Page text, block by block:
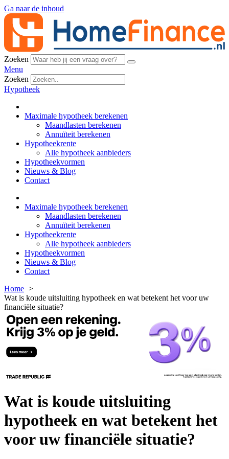
Ga naar de inhoud
Zoeken
Menu
Zoeken
Hypotheek
Maximale hypotheek berekenen
Maandlasten berekenen
Annuïteit berekenen
Hypotheekrente
Alle hypotheek aanbieders
Hypotheekvormen
Nieuws & Blog
Contact
Maximale hypotheek berekenen
Maandlasten berekenen
Annuïteit berekenen
Hypotheekrente
Alle hypotheek aanbieders
Hypotheekvormen
Nieuws & Blog
Contact
Home
Wat is koude uitsluiting hypotheek en wat betekent het voor uw
financiële situatie?
Wat is koude uitsluiting
hypotheek en wat betekent het
voor uw financiële situatie?